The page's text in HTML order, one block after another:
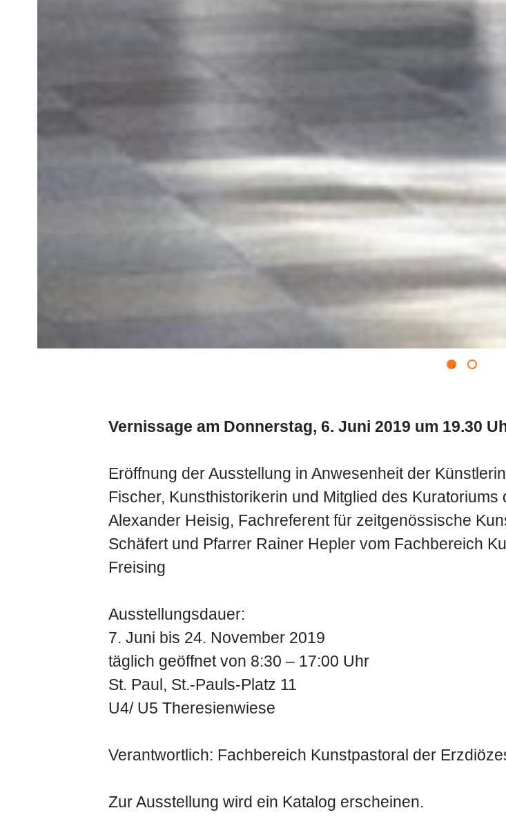
Vernissage am Donnerstag, 6. Juni 2019 um 19.30
Eröffnung der Ausstellung in Anwesenheit der
Fischer, Kunsthistorikerin und Mitglied des
Alexander Heisig, Fachreferent für zeitgenössische
Schäfert und Pfarrer Rainer Hepler vom Fachbereich
Freising
Ausstellungsdauer:
7. Juni bis 24. November 2019
täglich geöffnet von 8:30 – 17:00 Uhr
St. Paul, St.-Pauls-Platz 11
U4/ U5 Theresienwiese
Verantwortlich: Fachbereich Kunstpastoral der
Zur Ausstellung wird ein Katalog erscheinen.